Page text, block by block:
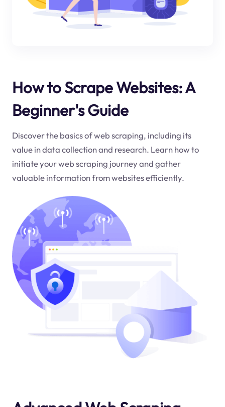
How to Scrape Websites: A
Beginner's Guide
Discover the basics of web scraping, including its
value in data collection and research. Learn how to
initiate your web scraping journey and gather
valuable information from websites efficiently.